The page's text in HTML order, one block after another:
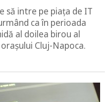
să intre pe piața de IT
ca în perioada
al doilea birou al
Cluj-Napoca.